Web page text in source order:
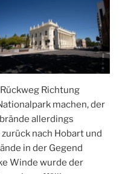
Richtung
machen, der
allerdings
nach Hobart und
in der Gegend
Winde wurde der